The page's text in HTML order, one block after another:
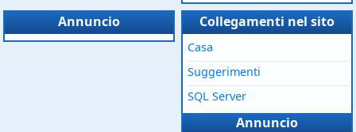
Annuncio Collegamenti nel sito
Casa
Suggerimenti
SQL Server
Annuncio